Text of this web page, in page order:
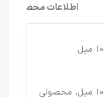
اطلاعات محصول
طعم‌دهنده کره اسپری برادرز فلیور 100 میل، محصولی